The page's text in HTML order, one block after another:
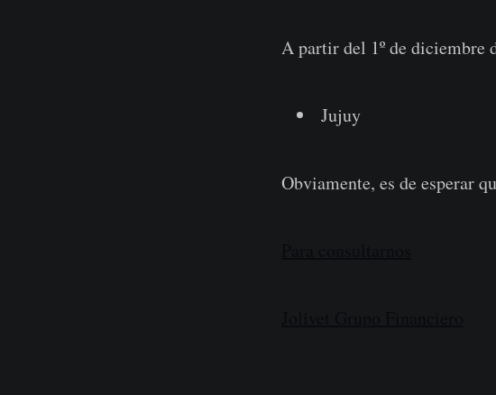
A partir del 1º de diciembre
Jujuy
Obviamente, es de esperar